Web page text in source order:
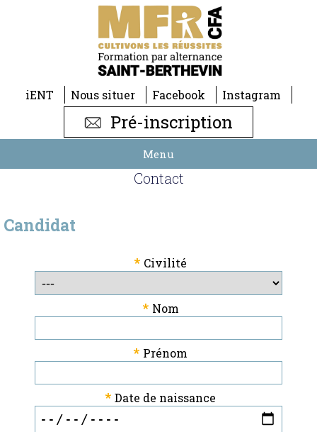
iENT Nous situer Facebook Instagram
Pré-inscription
Menu
Contact
Candidat
* Civilité
* Nom
* Prénom
* Date de naissance